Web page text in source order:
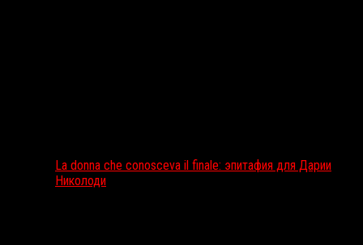
La donna che conosceva il finale: эпитафия для Дарии
Николоди